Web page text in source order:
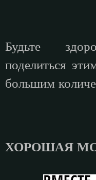
Будьте
поделиться
большим
ХОРОШАЯ